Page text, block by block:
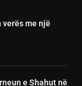
verës me një
e Shahut në